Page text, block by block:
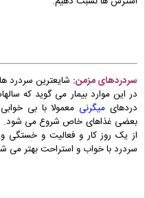
سردردهایمزمن: شایعترین سردرد
در این موارد بیمار می گوید که
دردهای میگرنی معمولا با بی
بعضی غذاهای خاص شروع می شود.
از یک روز کار و فعالیت و
سردرد با خواب و استراحت بهتر می